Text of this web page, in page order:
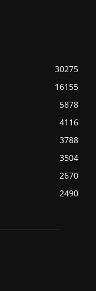
30275
16155
5878
4116
3788
3504
2670
2490